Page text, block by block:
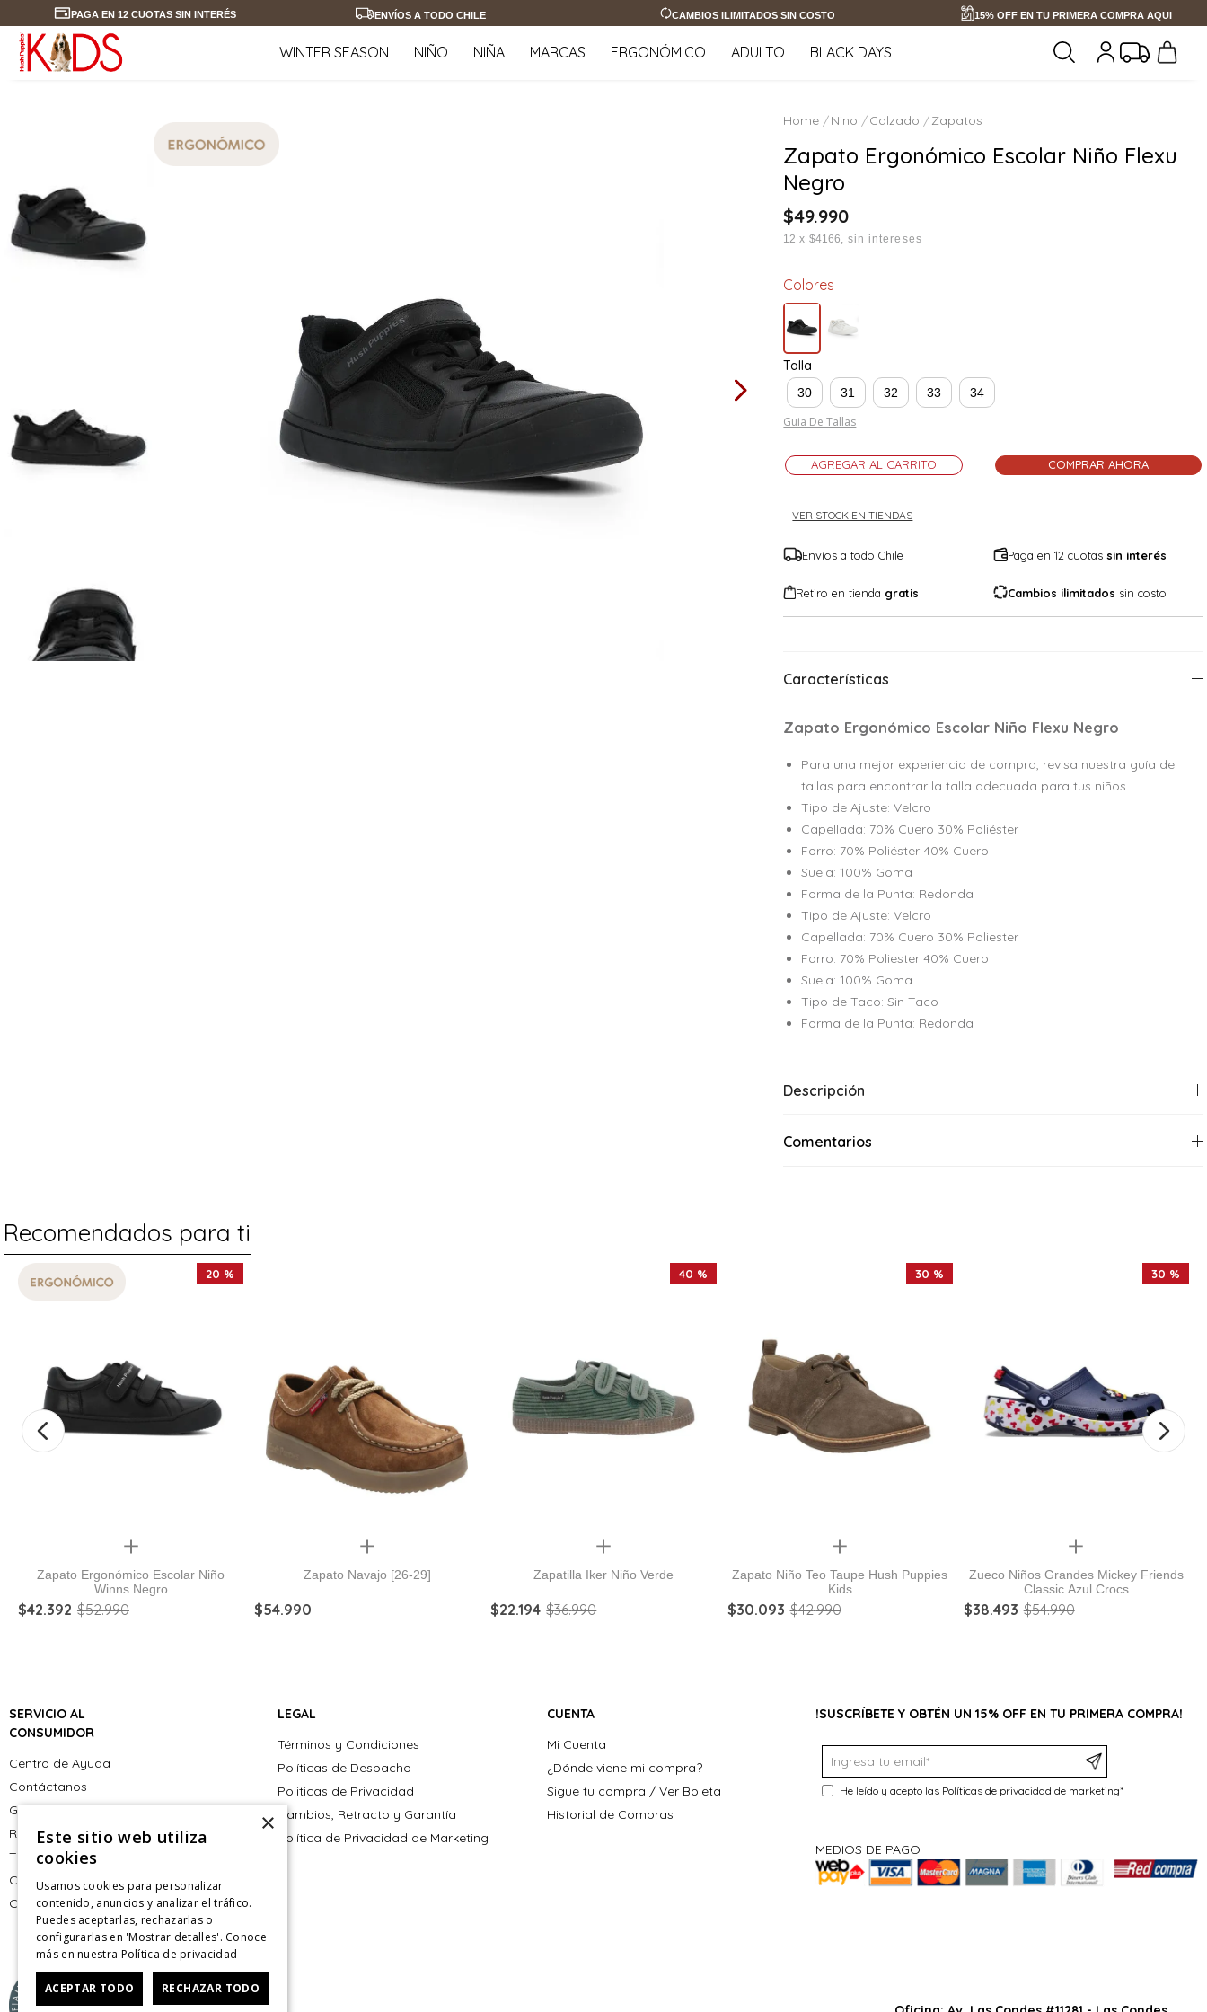
PAGA EN 12 CUOTAS SIN INTERÉS ENVÍOS A TODO CHILE CAMBIOS ILIMITADOS SIN COSTO 15% OFF EN TU PRIMERA COMPRA AQUI
WINTER SEASON NIÑO NIÑA MARCAS ERGONÓMICO ADULTO BLACK DAYS
Nino Calzado Zapatos
Zapato Ergonómico Escolar Niño Flexu
Negro
$49.990
12 x $4166 sin intereses
Colores
Talla
30 31 32 33 34
Guia De Tallas
AGREGAR AL CARRITO COMPRAR AHORA
VER STOCK EN TIENDAS
Envíos a todo Chile Paga en 12 cuotassin interés
Retiro en tienda gratis Cambios ilimitados sin costo
Características
Zapato Ergonómico Escolar Niño Flexu Negro
Para una mejor experiencia de compra, revisa nuestra guía de
tallas para encontrar la talla adecuada para tus niños
Tipo de Ajuste: Velcro
Capellada: 70% Cuero 30% Poliéster
Forro: 70% Poliéster 40% Cuero
Suela: 100% Goma
Forma de la Punta: Redonda
Tipo de Ajuste: Velcro
Capellada: 70% Cuero 30% Poliester
Forro: 70% Poliester 40% Cuero
Suela: 100% Goma
Tipo de Taco: Sin Taco
Forma de la Punta: Redonda
Descripción
Comentarios
Recomendados para ti
20 %
Quickview
Zapato Ergonómico Escolar Niño
Winns Negro
$42.392 $52.990
Quickview
Zapato Navajo [26-29]
$54.990
40 %
Quickview
Zapatilla Iker Niño Verde
$22.194 $36.990
30 %
Quickview
Zapato Niño Teo Taupe Hush Puppies
Kids
$30.093 $42.990
30 %
Quickview
Zueco Niños Grandes Mickey Friends
Classic Azul Crocs
$38.493 $54.990
SERVICIO AL
CONSUMIDOR
Centro de Ayuda
Contáctanos
Giftcard
Retiro en tienda
Tiendas
CyberMonday
CyberDay
LEGAL
Términos y Condiciones
Políticas de Despacho
Politicas de Privacidad
Cambios, Retracto y Garantía
Política de Privacidad de Marketing
CUENTA
Mi Cuenta
¿Dónde viene mi compra?
Sigue tu compra / Ver Boleta
Historial de Compras
!SUSCRÍBETE Y OBTÉN UN 15% OFF EN TU PRIMERA COMPRA!
He leído y acepto las Políticas de privacidad de marketing*
MEDIOS DE PAGO
×
Este sitio web utiliza
cookies
Usamos cookies para personalizar
contenido, anuncios y analizar el tráfico.
Puedes aceptarlas, rechazarlas o
configurarlas en 'Mostrar detalles'. Conoce
más en nuestra Política de privacidad
ACEPTAR TODO RECHAZAR TODO